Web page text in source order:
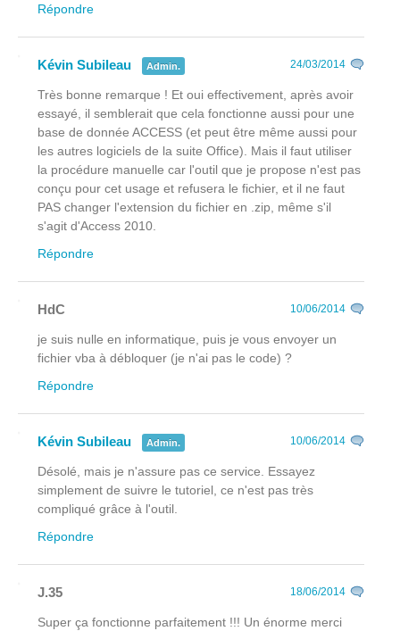
Répondre
Kévin Subileau Admin. 24/03/2014
Très bonne remarque ! Et oui effectivement, après avoir
essayé, il semblerait que cela fonctionne aussi pour une
base de donnée ACCESS (et peut être même aussi pour
les autres logiciels de la suite Office). Mais il faut utiliser
la procédure manuelle car l'outil que je propose n'est pas
conçu pour cet usage et refusera le fichier, et il ne faut
PAS changer l'extension du fichier en .zip, même s'il
s'agit d'Access 2010.
Répondre
HdC 10/06/2014
je suis nulle en informatique, puis je vous envoyer un
fichier vba à débloquer (je n'ai pas le code) ?
Répondre
Kévin Subileau Admin. 10/06/2014
Désolé, mais je n'assure pas ce service. Essayez
simplement de suivre le tutoriel, ce n'est pas très
compliqué grâce à l'outil.
Répondre
J.35 18/06/2014
Super ça fonctionne parfaitement !!! Un énorme merci